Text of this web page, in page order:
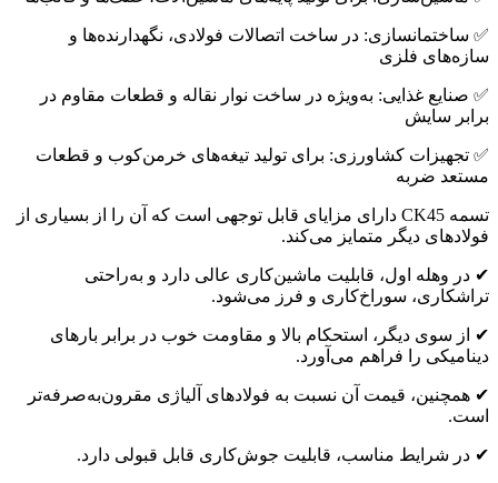
✅ ساختمانسازی: در ساخت اتصالات فولادی، نگهدارنده‌ها و
سازه‌های فلزی
✅ صنایع غذایی: به‌ویژه در ساخت نوار نقاله و قطعات مقاوم در
برابر سایش
✅ تجهیزات کشاورزی: برای تولید تیغه‌های خرمن‌کوب و قطعات
مستعد ضربه
تسمه CK45 دارای مزایای قابل توجهی است که آن را از بسیاری از
فولادهای دیگر متمایز می‌کند.
✔ در وهله اول، قابلیت ماشین‌کاری عالی دارد و به‌راحتی
تراشکاری، سوراخ‌کاری و فرز می‌شود.
✔ از سوی دیگر، استحکام بالا و مقاومت خوب در برابر بارهای
دینامیکی را فراهم می‌آورد.
✔ همچنین، قیمت آن نسبت به فولادهای آلیاژی مقرون‌به‌صرفه‌تر
است.
✔ در شرایط مناسب، قابلیت جوش‌کاری قابل قبولی دارد.